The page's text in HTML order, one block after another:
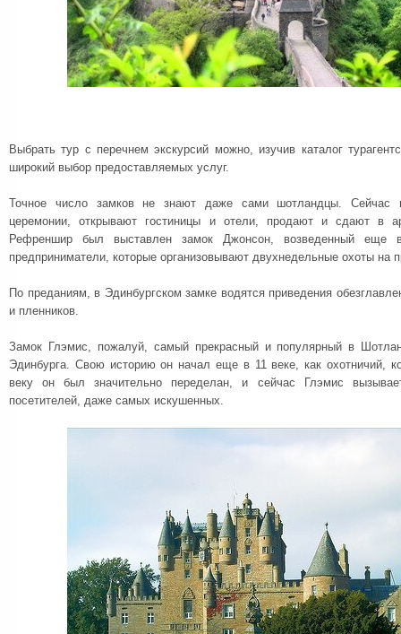
Выбрать тур с перечнем экскурсий можно, изучив каталог
широкий выбор предоставляемых услуг.
Точное число замков не знают даже сами шотландцы. Сейчас
церемонии, открывают гостиницы и отели, продают и сдают в
Рефреншир был выставлен замок Джонсон, возведенный еще
предприниматели, которые организовывают двухнедельные охоты на
По преданиям, в Эдинбургском замке водятся приведения
и пленников.
Замок Глэмис, пожалуй, самый прекрасный и популярный в
Эдинбурга. Свою историю он начал еще в 11 веке, как охотничий,
веку он был значительно переделан, и сейчас Глэмис
посетителей, даже самых искушенных.